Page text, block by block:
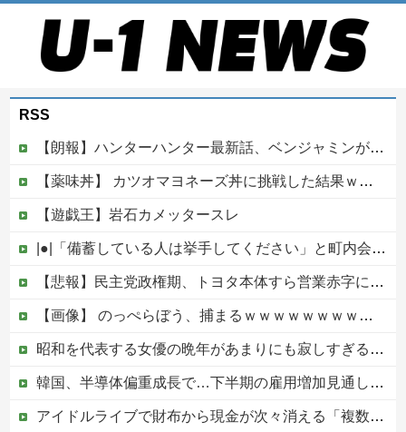
RSS
【朗報】ハンターハンター最新話、ベンジャミンが覚醒して主人公になるwwwwwwwwwww
【薬味丼】 カツオマヨネーズ丼に挑戦した結果ｗｗｗ（画像あり）
【遊戯王】岩石カメッタースレ
|●|「備蓄している人は挙手してください」と町内会のミーティング、何の気なしに手を挙げてしまった結果……
【悲報】民主党政権期、トヨタ本体すら営業赤字になる「超円高」…中小企業の景況も厳しい水準だった←これエグいよな他
【画像】 のっぺらぼう、捕まるｗｗｗｗｗｗｗｗｗｗ
昭和を代表する女優の晩年があまりにも寂しすぎる！と話題に、自身の子供を餓死する寸前までネグレクトした挙句……
韓国、半導体偏重成長で…下半期の雇用増加見通しは20万人→10万人に半減
アイドルライブで財布から現金が次々消える「複数のお客様より被害報告」警察に相談へ